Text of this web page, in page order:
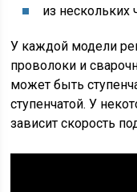
из нескольких
У каждой модели
проволоки и
может быть
ступенчатой. У
зависит скорость